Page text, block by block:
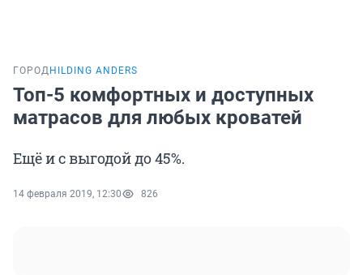
ГОРОД HILDING ANDERS
Топ-5 комфортных и доступных
матрасов для любых кроватей
Ещё и с выгодой до 45%.
14 февраля 2019, 12:30 826